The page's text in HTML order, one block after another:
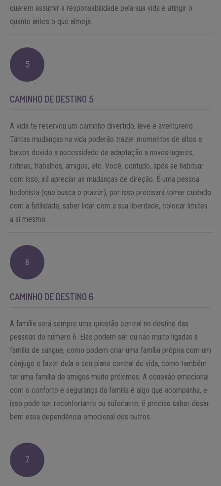
querem assumir a responsabilidade pela sua vida e atingir o
quanto antes o que almeja.
5
CAMINHO DE DESTINO 5
A vida te reservou um caminho divertido, leve e aventureiro.
Tantas mudanças na vida poderão trazer momentos de altos e
baixos devido a necessidade de adaptação a novos lugares,
rotinas, trabalhos, amigos, etc. Você, contudo, após se habituar
com isso, irá apreciar as mudanças de direção. É uma pessoa
hedonista (que busca o prazer), por isso precisará tomar cuidado
com a futilidade, saber lidar com a sua liberdade, colocar limites
a si mesmo.
6
CAMINHO DE DESTINO 6
A família será sempre uma questão central no destino das
pessoas do número 6. Elas podem ser ou não muito ligadas à
família de sangue, como podem criar uma família própria com um
cônjuge e fazer dela o seu plano central de vida, como também
ter uma família de amigos muito próximos. A conexão emocional
com o conforto e segurança da família é algo que acompanha, e
isso pode ser reconfortante ou sufocante, é preciso saber dosar
bem essa dependência emocional dos outros.
7